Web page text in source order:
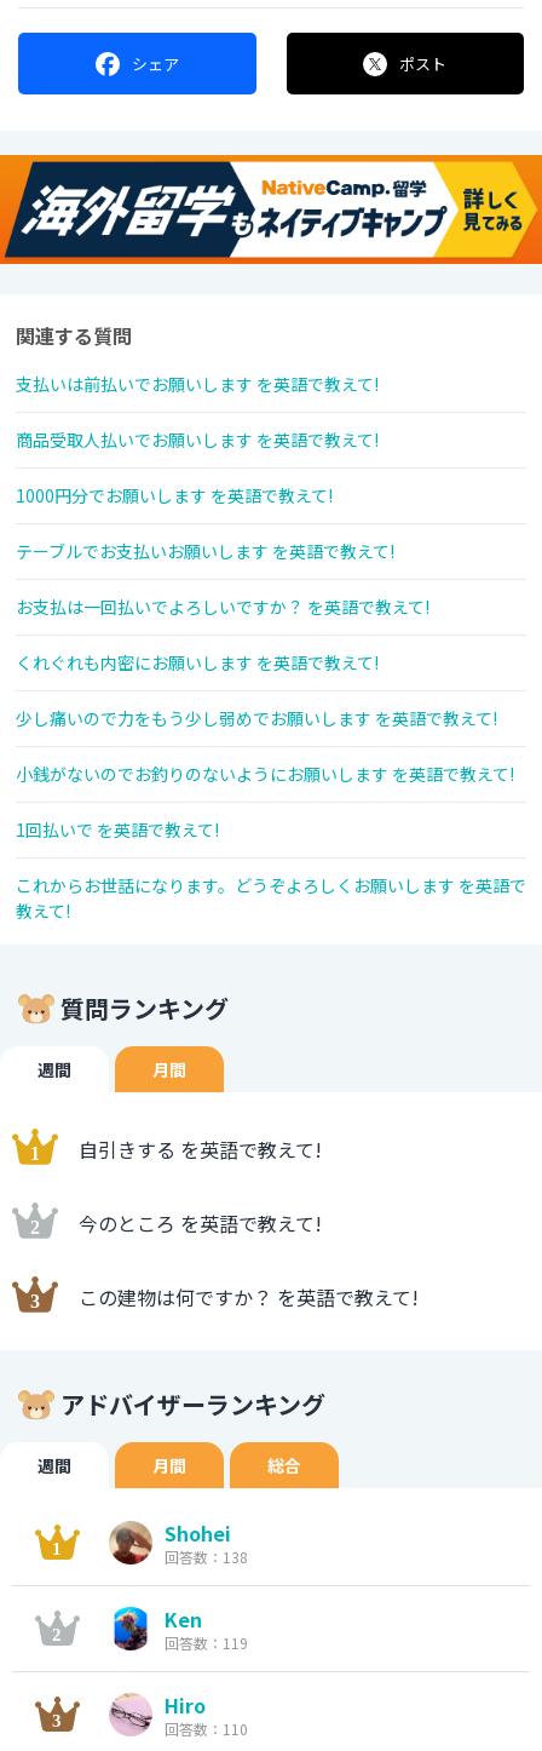
シェア ポスト
関連する質問
支払いは前払いでお願いします を英語で教えて!
商品受取人払いでお願いします を英語で教えて!
1000円分でお願いします を英語で教えて!
テーブルでお支払いお願いします を英語で教えて!
お支払は一回払いでよろしいですか？ を英語で教えて!
くれぐれも内密にお願いします を英語で教えて!
少し痛いので力をもう少し弱めでお願いします を英語で教えて!
小銭がないのでお釣りのないようにお願いします を英語で教えて!
1回払いで を英語で教えて!
これからお世話になります。どうぞよろしくお願いします を英語で
教えて!
質問ランキング
週間 月間
自引きする を英語で教えて!
今のところ を英語で教えて!
この建物は何ですか？ を英語で教えて!
アドバイザーランキング
週間 月間 総合
Shohei
回答数：138
Ken
回答数：119
Hiro
回答数：110